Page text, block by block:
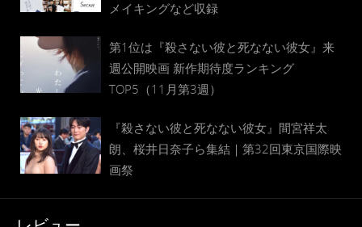
メイキングなど収録
第1位は『殺さない彼と死なない彼女』来
週公開映画 新作期待度ランキング
TOP5（11月第3週）
『殺さない彼と死なない彼女』間宮祥太
朗、桜井日奈子ら集結｜第32回東京国際映
画祭